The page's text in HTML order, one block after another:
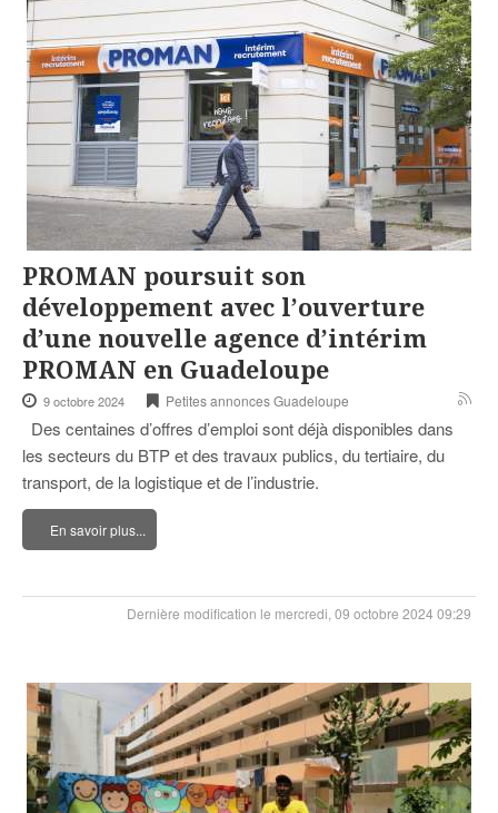
PROMAN poursuit son
développement avec l’ouverture
d’une nouvelle agence d’intérim
PROMAN en Guadeloupe
9 octobre 2024 Petites annonces Guadeloupe
Des centaines d’offres d’emploi sont déjà disponibles dans
les secteurs du BTP et des travaux publics, du tertiaire, du
transport, de la logistique et de l’industrie.
En savoir plus...
Dernière modification le mercredi, 09 octobre 2024 09:29